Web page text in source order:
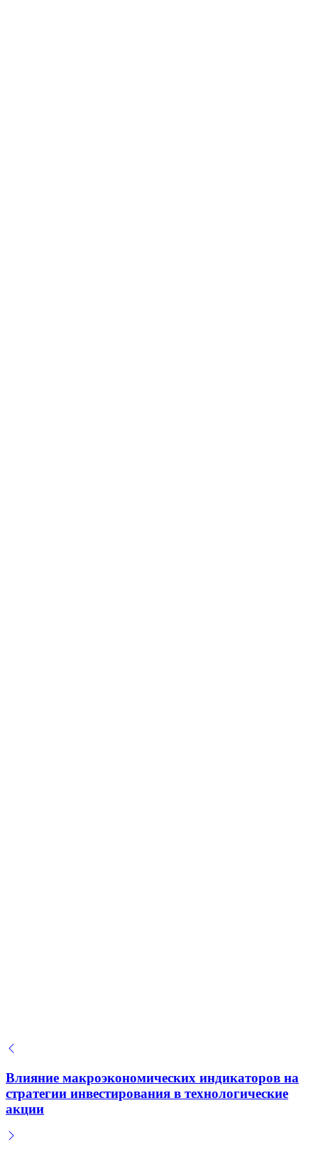
Основы диверсификации портфеля: как снизить
риски при первых инвестициях
Влияние макроэкономических индикаторов на
стратегии инвестирования в технологические
акции